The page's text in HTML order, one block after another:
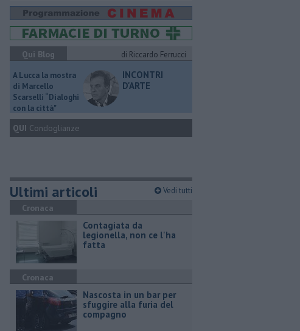
Qui Blog
di Riccardo Ferrucci
A Lucca la mostra
di Marcello
Scarselli “Dialoghi
con la città"
INCONTRI
D'ARTE
QUI Condoglianze
Ultimi articoli Vedi tutti
Cronaca
Contagiata da
legionella, non ce l'ha
fatta
Cronaca
Nascosta in un bar per
sfuggire alla furia del
compagno